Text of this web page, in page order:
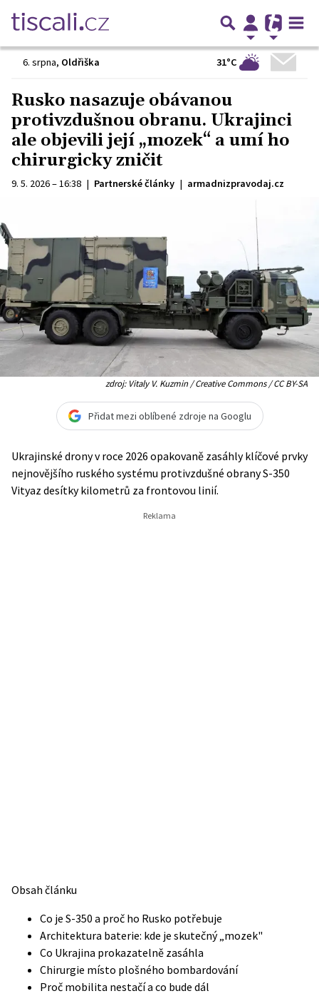
6. srpna, Oldřiška 31°C
Rusko nasazuje obávanou
protivzdušnou obranu. Ukrajinci
ale objevili její „mozek“ a umí ho
chirurgicky zničit
9. 5. 2026 – 16:38 | Partnerské články | armadnizpravodaj.cz
zdroj: Vitaly V. Kuzmin / Creative Commons / CC BY-SA
Přidat mezi oblíbené zdroje na Googlu
Ukrajinské drony v roce 2026 opakovaně zasáhly klíčové prvky
nejnovějšího ruského systému protivzdušné obrany S-350
Vityaz desítky kilometrů za frontovou linií.
Obsah článku
Co je S-350 a proč ho Rusko potřebuje
Architektura baterie: kde je skutečný „mozek"
Co Ukrajina prokazatelně zasáhla
Chirurgie místo plošného bombardování
Proč mobilita nestačí a co bude dál